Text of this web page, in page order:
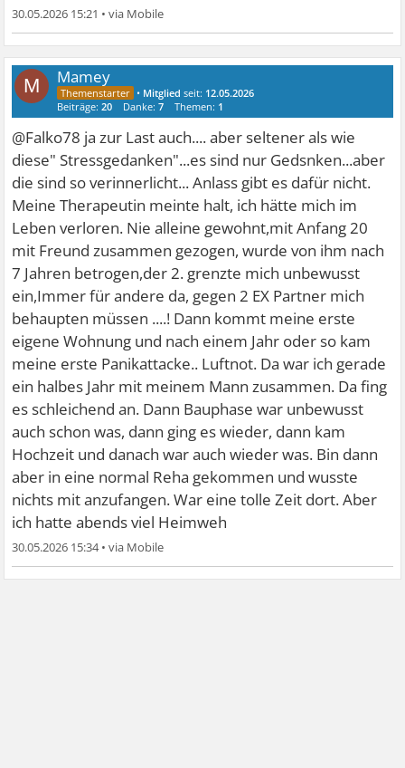
30.05.2026 15:21 •
M Mamey
• Mitglied seit: 12.05.2026
Beiträge:20 Danke:7 Themen: 1
@Falko78 ja zur Last auch.... aber seltener als wie
diese" Stressgedanken"...es sind nur Gedsnken...aber
die sind so verinnerlicht... Anlass gibt es dafür nicht.
Meine Therapeutin meinte halt, ich hätte mich im
Leben verloren. Nie alleine gewohnt,mit Anfang 20
mit Freund zusammen gezogen, wurde von ihm nach
7 Jahren betrogen,der 2. grenzte mich unbewusst
ein,Immer für andere da, gegen 2 EX Partner mich
behaupten müssen ....! Dann kommt meine erste
eigene Wohnung und nach einem Jahr oder so kam
meine erste Panikattacke.. Luftnot. Da war ich gerade
ein halbes Jahr mit meinem Mann zusammen. Da fing
es schleichend an. Dann Bauphase war unbewusst
auch schon was, dann ging es wieder, dann kam
Hochzeit und danach war auch wieder was. Bin dann
aber in eine normal Reha gekommen und wusste
nichts mit anzufangen. War eine tolle Zeit dort. Aber
ich hatte abends viel Heimweh
30.05.2026 15:34•